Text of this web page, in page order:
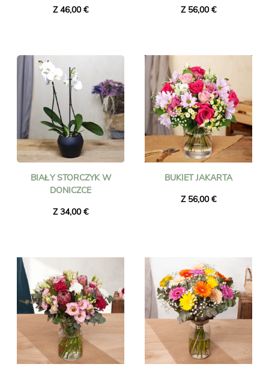
Z 46,00 € Z 56,00 €
BIAŁY STORCZYK W
DONICZCE
Z 34,00 €
BUKIET JAKARTA
Z 56,00 €